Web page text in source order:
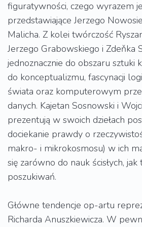
figuratywności, czego wyrazem
przedstawiające Jerzego
Malicha. Z kolei twórczość
Jerzego Grabowskiego i Zdeňka
jednoznacznie do obszaru sztuki
do konceptualizmu, fascynacji
świata oraz komputerowym
danych. Kajetan Sosnowski i
prezentują w swoich dziełach
dociekanie prawdy o
makro- i mikrokosmosu) w ich
się zarówno do nauk ścisłych,
poszukiwań.
Główne tendencje op-artu
Richarda Anuszkiewicza. W